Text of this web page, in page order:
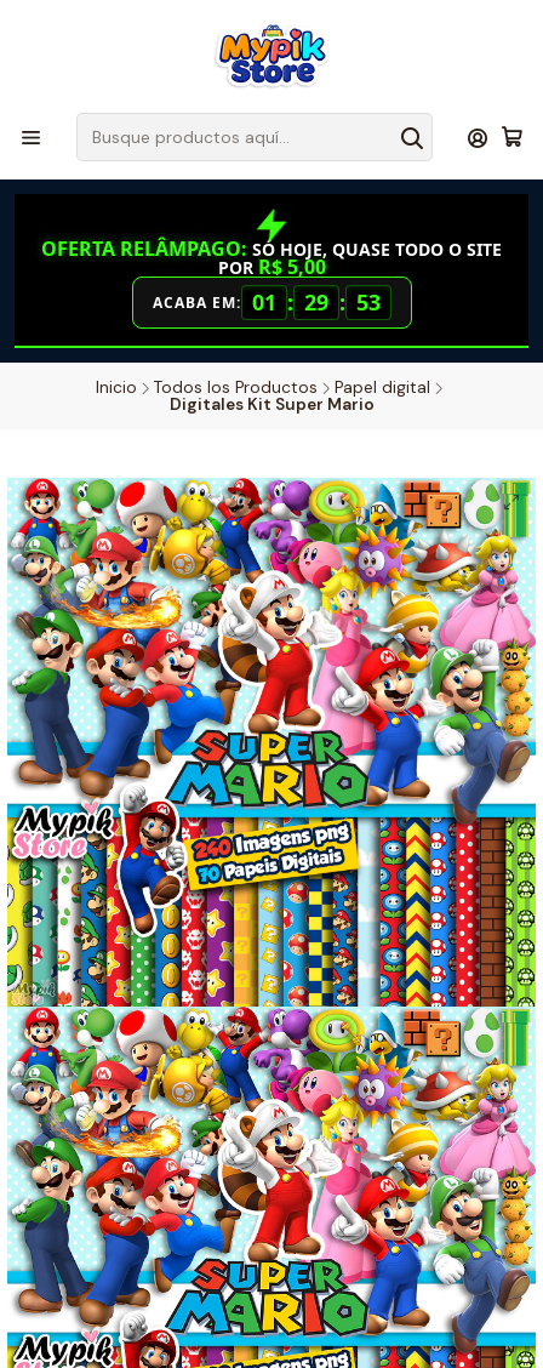
OFERTA RELÂMPAGO: SÓ HOJE, QUASE TODO O SITE
POR R$ 5,00
ACABA EM: 01 : 29 : 52
Inicio Todos los Productos
Papel digital
Digitales Kit Super Mario